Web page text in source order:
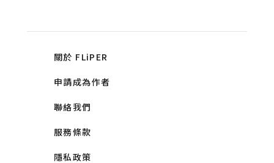
關於 FLiPER
申請成為作者
聯絡我們
服務條款
隱私政策